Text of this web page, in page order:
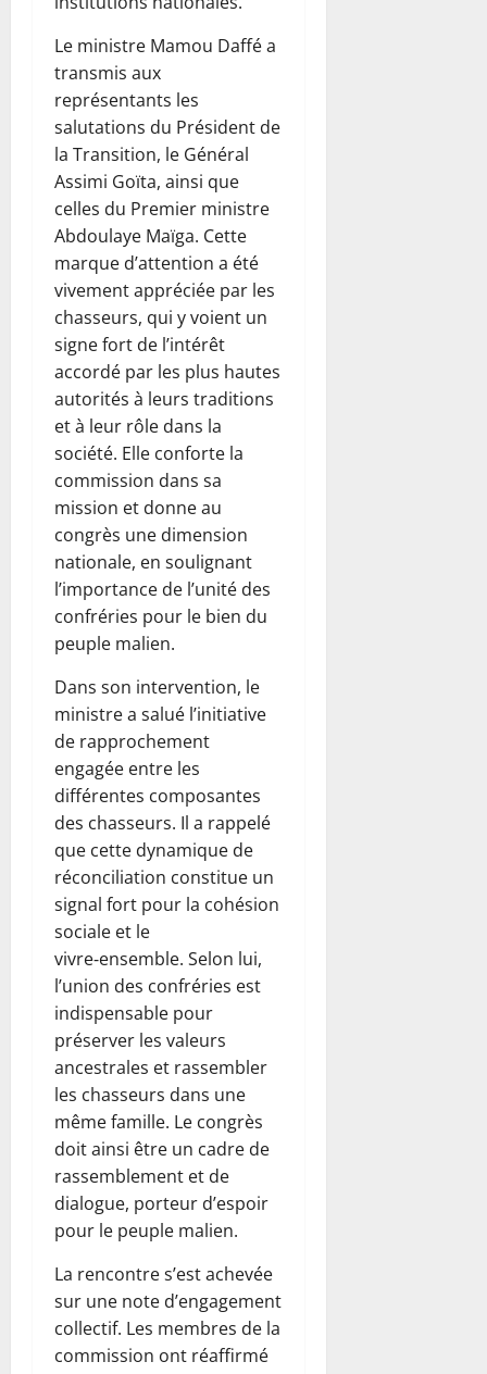
Le ministre Mamou Daffé a
transmis aux
représentants les
salutations du Président de
la Transition, le Général
Assimi Goïta, ainsi que
celles du Premier ministre
Abdoulaye Maïga. Cette
marque d’attention a été
vivement appréciée par les
chasseurs, qui y voient un
signe fort de l’intérêt
accordé par les plus hautes
autorités à leurs traditions
et à leur rôle dans la
société. Elle conforte la
commission dans sa
mission et donne au
congrès une dimension
nationale, en soulignant
l’importance de l’unité des
confréries pour le bien du
peuple malien.
Dans son intervention, le
ministre a salué l’initiative
de rapprochement
engagée entre les
différentes composantes
des chasseurs. Il a rappelé
que cette dynamique de
réconciliation constitue un
signal fort pour la cohésion
sociale et le
vivre‑ensemble. Selon lui,
l’union des confréries est
indispensable pour
préserver les valeurs
ancestrales et rassembler
les chasseurs dans une
même famille. Le congrès
doit ainsi être un cadre de
rassemblement et de
dialogue, porteur d’espoir
pour le peuple malien.
La rencontre s’est achevée
sur une note d’engagement
collectif. Les membres de la
commission ont réaffirmé